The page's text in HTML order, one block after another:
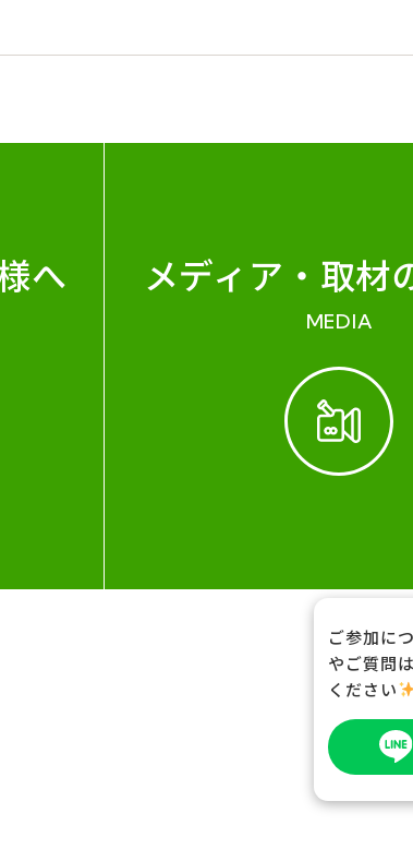
へ メディア・ 取材
MEDIA
ご参加に
やご質問
ください